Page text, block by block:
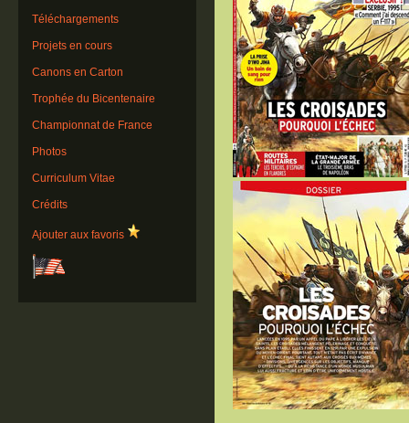
Téléchargements
Projets en cours
Canons en Carton
Trophée du Bicentenaire
Championnat de France
Photos
Curriculum Vitae
Crédits
Ajouter aux favoris